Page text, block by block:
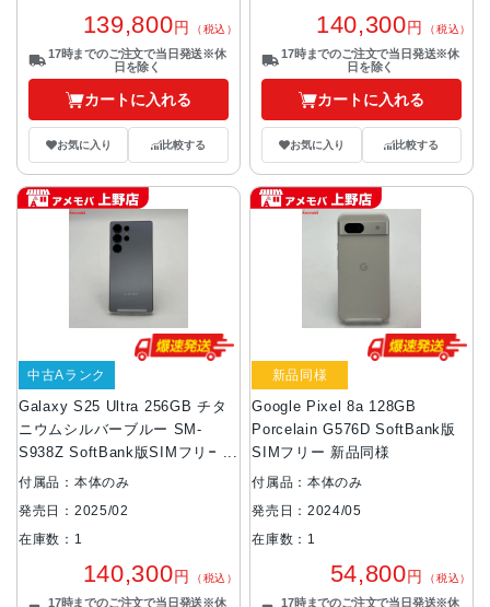
139,800円 （税込）
17時までのご注文で当日発送※休
日を除く
カートに入れる
お気に入り 比較する
140,300円 （税込）
17時までのご注文で当日発送※休
日を除く
カートに入れる
お気に入り 比較する
Galaxy S25 Ultra 256GB チタ
ニウムシルバーブルー SM-
S938Z SoftBank版SIMフリー
美品
中古Aランク
付属品：本体のみ
発売日：2025/02
在庫数：1
140,300円 （税込）
17時までのご注文で当日発送※休
Google Pixel 8a 128GB
Porcelain G576D SoftBank版
SIMフリー 新品同様
新品同様
付属品：本体のみ
発売日：2024/05
在庫数：1
54,800円 （税込）
17時までのご注文で当日発送※休